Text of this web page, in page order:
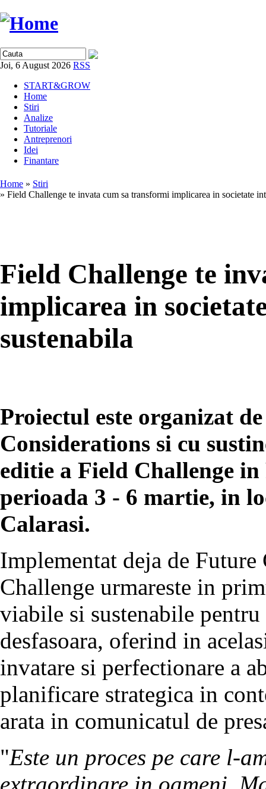
Joi, 6 August 2026 RSS
START&GROW
Home
Stiri
Analize
Tutoriale
Antreprenori
Idei
Finantare
Home » Stiri
» Field Challenge te invata cum sa transformi implicarea in societate
Field Challenge te
implicarea in
sustenabila
Proiectul este organizat
Considerations si cu
editie a Field Challenge
perioada 3 - 6 martie, in
Calarasi.
Implementat deja de
Challenge urmareste in
viabile si sustenabile
desfasoara, oferind in
invatare si perfectionare a
planificare strategica in
arata in comunicatul de
"Este un proces pe care l-